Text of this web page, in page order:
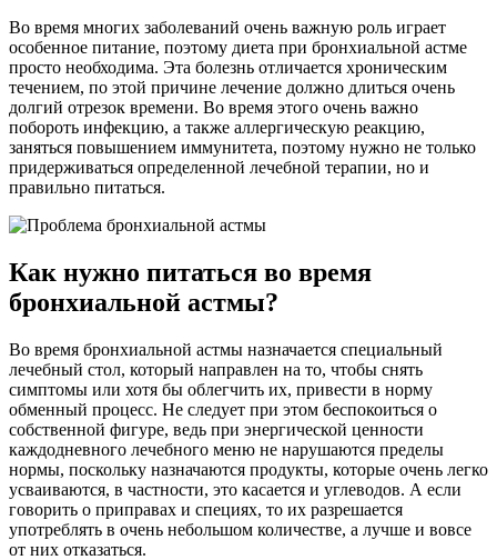
Во время многих заболеваний очень важную роль играет
особенное питание, поэтому диета при бронхиальной астме
просто необходима. Эта болезнь отличается хроническим
течением, по этой причине лечение должно длиться очень
долгий отрезок времени. Во время этого очень важно
побороть инфекцию, а также аллергическую реакцию,
заняться повышением иммунитета, поэтому нужно не только
придерживаться определенной лечебной терапии, но и
правильно питаться.
Как нужно питаться во время
бронхиальной астмы?
Во время бронхиальной астмы назначается специальный
лечебный стол, который направлен на то, чтобы снять
симптомы или хотя бы облегчить их, привести в норму
обменный процесс. Не следует при этом беспокоиться о
собственной фигуре, ведь при энергической ценности
каждодневного лечебного меню не нарушаются пределы
нормы, поскольку назначаются продукты, которые очень легко
усваиваются, в частности, это касается и углеводов. А если
говорить о приправах и специях, то их разрешается
употреблять в очень небольшом количестве, а лучше и вовсе
от них отказаться.